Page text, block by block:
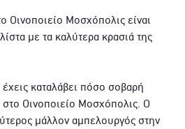
Μοσχόπολις είναι
με τα καλύτερα κρασιά της
καταλάβει πόσο σοβαρή
στο Οινοποιείο Μοσχόπολις. Ο
μάλλον αμπελουργός στην